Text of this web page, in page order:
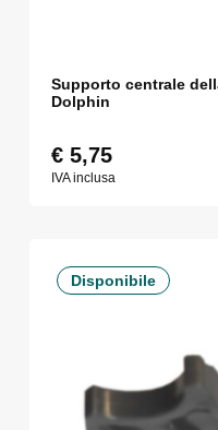
Supporto centrale
Dolphin
€5,75
IVA inclusa
Disponibile